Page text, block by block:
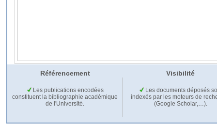
Référencement Visibilité
Les publications encodées
constituent la bibliographie académique
de l'Université.
Les documents déposés
indexés par les moteurs de
(Google Scholar,…).